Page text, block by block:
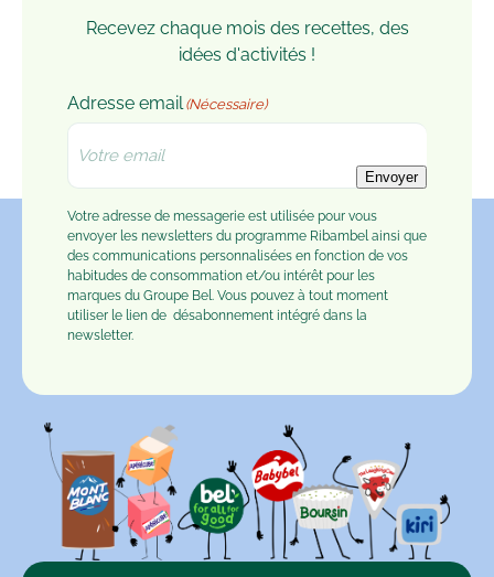
Recevez chaque mois des recettes, des
idées d'activités !
Adresse email (Nécessaire)
Envoyer
Votre adresse de messagerie est utilisée pour vous
envoyer les newsletters du programme Ribambel ainsi que
des communications personnalisées en fonction de vos
habitudes de consommation et/ou intérêt pour les
marques du Groupe Bel. Vous pouvez à tout moment
utiliser le lien de désabonnement intégré dans la
newsletter.